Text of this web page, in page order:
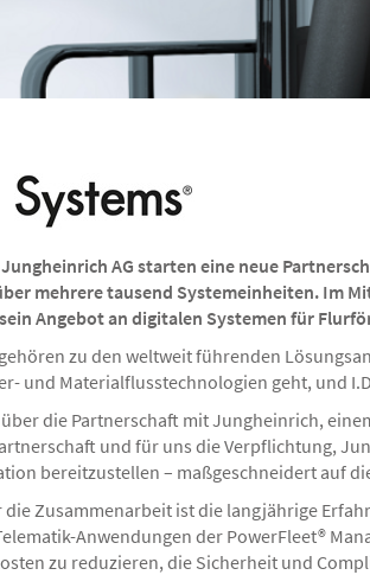
AG starten eine neue
mehrere tausend Systemeinheiten. Im
Angebot an digitalen Systemen für
zu den weltweit führenden
und Materialflusstechnologien geht, und
die Partnerschaft mit Jungheinrich,
und für uns die Verpflichtung,
bereitzustellen – maßgeschneidert auf
die Zusammenarbeit ist die langjährige
Anwendungen der PowerFleet®
zu reduzieren, die Sicherheit und